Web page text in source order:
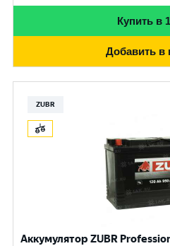
Купить в
Добавить в
ZUBR
Аккумулятор ZUBR